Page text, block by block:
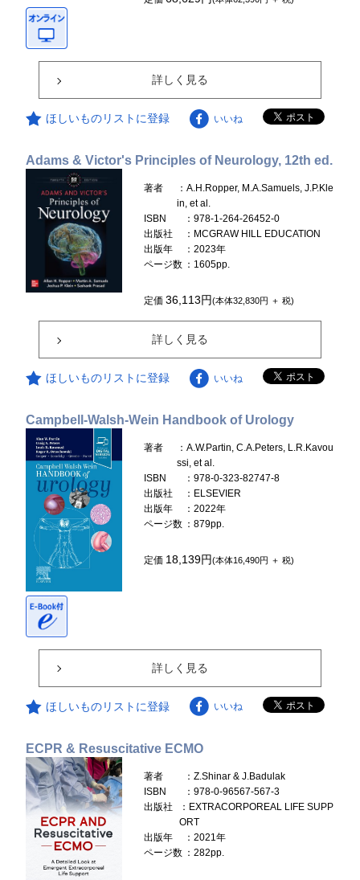
詳しく見る
ほしいものリストに登録 いいね
Adams & Victor's Principles of Neurology, 12th ed.
著者
：A.H.Ropper, M.A.Samuels, J.P.Kle
in, et al.
ISBN
：978-1-264-26452-0
出版社
：MCGRAW HILL EDUCATION
出版年
：2023年
ページ数 ：1605pp.
定価36,113円(本体32,830円 ＋ 税)
詳しく見る
ほしいものリストに登録 いいね
Campbell-Walsh-Wein Handbook of Urology
著者
：A.W.Partin, C.A.Peters, L.R.Kavou
ssi, et al.
ISBN
：978-0-323-82747-8
出版社
：ELSEVIER
出版年
：2022年
ページ数 ：879pp.
定価 18,139円(本体16,490円 ＋ 税)
詳しく見る
ほしいものリストに登録 いいね
ECPR & Resuscitative ECMO
著者
：Z.Shinar & J.Badulak
ISBN
：978-0-96567-567-3
出版社
：EXTRACORPOREAL LIFE SUPP
ORT
出版年
：2021年
ページ数 ：282pp.